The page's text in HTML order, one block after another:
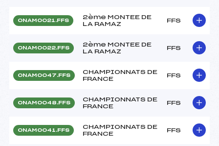
ONAM0021.FFS
2ème MONTEE DE
LA RAMAZ
FFS
ONAM0022.FFS
2ème MONTEE DE
LA RAMAZ
FFS
ONAM0047.FFS
CHAMPIONNATS DE
FRANCE
FFS
ONAM0048.FFS
CHAMPIONNATS DE
FRANCE
FFS
ONAM0041.FFS
CHAMPIONNATS DE
FRANCE
FFS